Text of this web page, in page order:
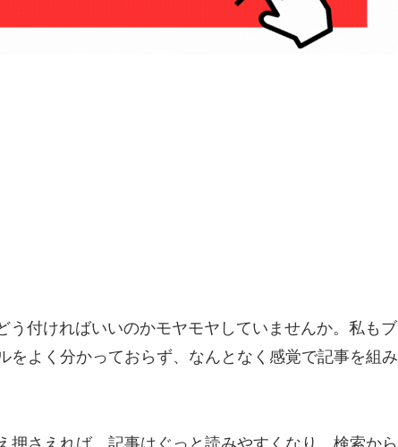
付ければいいのかモヤモヤしていませんか。私もブ
をよく分かっておらず、なんとなく感覚で記事を組み
さえれば、記事はぐっと読みやすくなり、検索から